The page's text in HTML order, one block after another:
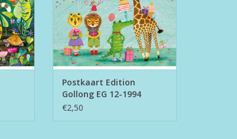
Postkaart Edition
Gollong EG 12-1994
€2,50